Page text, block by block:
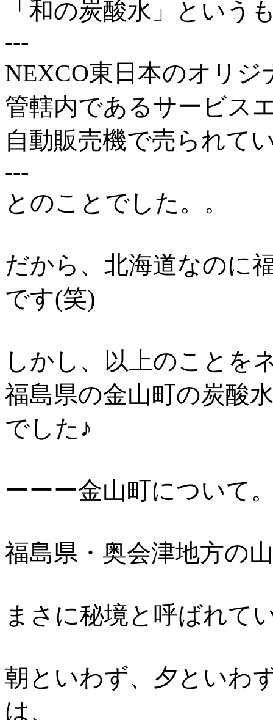
「和の炭酸水」という
---
NEXCO東日本のオリ
管轄内であるサービス
自動販売機で売られて
---
とのことでした。。
だから、北海道なのに
です(笑)
しかし、以上のことを
福島県の金山町の炭酸
でした♪
ーーー金山町について
福島県・奥会津地方の
まさに秘境と呼ばれて
朝といわず、夕といわ
は、